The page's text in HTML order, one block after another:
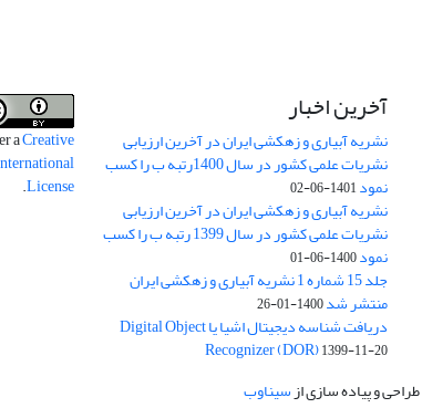
آخرین اخبار
نشریه آبیاری و زهکشی ایران در آخرین ارزیابی
نشریات علمی کشور در سال 1400رتبه ب را کسب
نمود1401-06-02
نشریه آبیاری و زهکشی ایران در آخرین ارزیابی
نشریات علمی کشور در سال 1399 رتبه ب را کسب
نمود1400-06-01
جلد 15 شماره 1 نشریه آبیاری و زهکشی ایران
منتشر شد1400-01-26
دریافت شناسه دیجیتال اشیا یا Digital Object
Recognizer (DOR)1399-11-20
aCreative
License
.
طراحی و پیاده سازی ازسیناوب